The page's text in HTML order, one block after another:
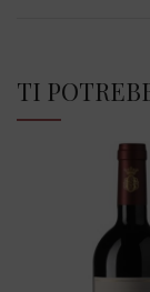
TI